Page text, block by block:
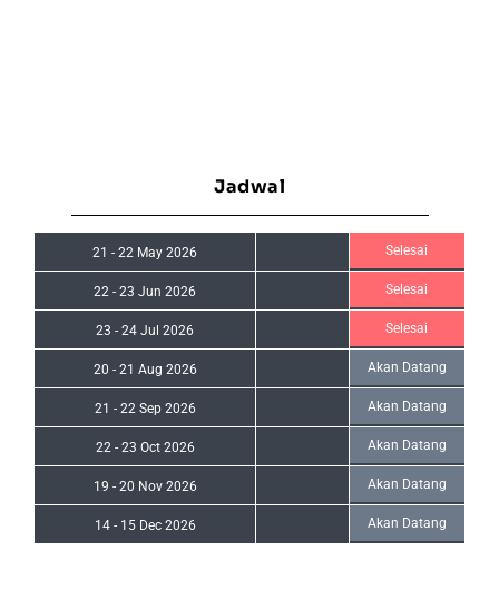
Jadwal
21 -22 May 2026 Selesai
22 -23 Jun 2026 Selesai
23 -24 Jul 2026 Selesai
20 - 21 Aug 2026 Akan Datang
21 - 22 Sep 2026 Akan Datang
22 - 23 Oct 2026 Akan Datang
19 - 20 Nov 2026 Akan Datang
14 - 15 Dec 2026 Akan Datang